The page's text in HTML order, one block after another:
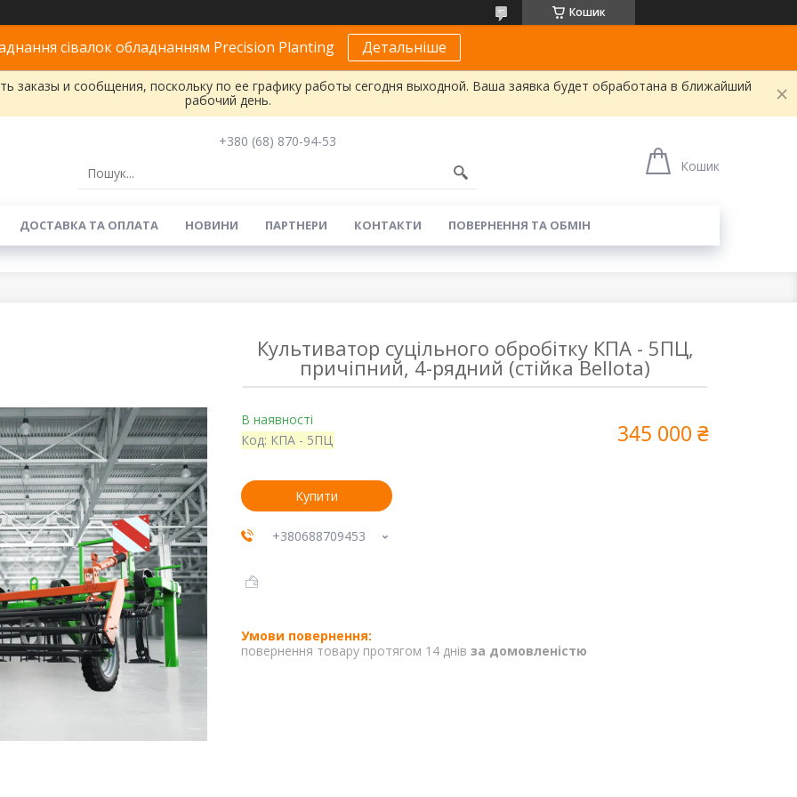
Кошик
сівалок обладнанням Precision Planting Детальніше
заказы и сообщения, поскольку по ее графику работы сегодня выходной. Ваша заявка будет обработана в ближайший
рабочий день.
+380 (68) 870-94-53
Кошик
ДОСТАВКА ТА ОПЛАТА НОВИНИ ПАРТНЕРИ КОНТАКТИ ПОВЕРНЕННЯ ТА ОБМІН
Культиватор суцільного обробітку КПА - 5ПЦ,
причіпний, 4-рядний (стійка Bellota)
В наявності
Код: КПА - 5ПЦ 345 000 ₴
Купити
+380688709453
повернення товару протягом 14 днів за домовленістю